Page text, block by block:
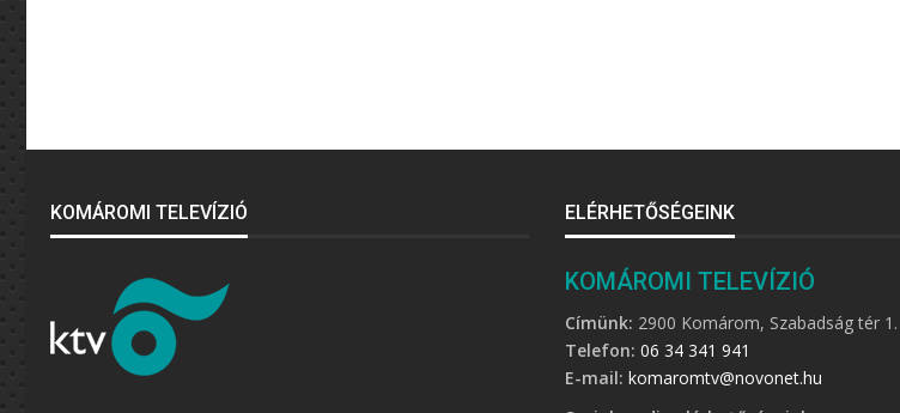
KOMÁROMI TELEVÍZIÓ ELÉRHETŐSÉGEINK
KOMÁROMI TELEVÍZIÓ
Címünk: 2900 Komárom, Szabadság tér 1.
Telefon: 06 34 341 941
E-mail: komaromtv@novonet.hu